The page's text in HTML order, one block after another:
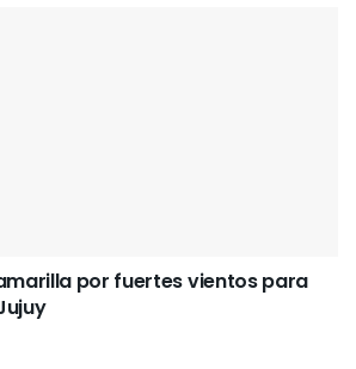
por fuertes vientos para